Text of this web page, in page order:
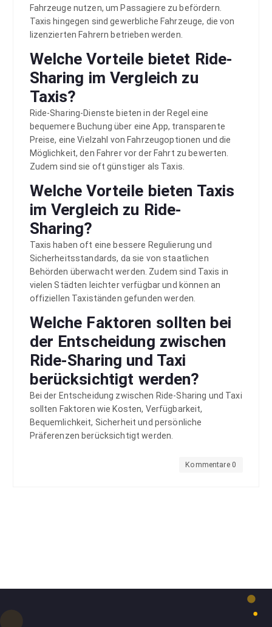
Fahrzeuge nutzen, um Passagiere zu befördern.
Taxis hingegen sind gewerbliche Fahrzeuge, die von
lizenzierten Fahrern betrieben werden.
Welche Vorteile bietet Ride-
Sharing im Vergleich zu
Taxis?
Ride-Sharing-Dienste bieten in der Regel eine
bequemere Buchung über eine App, transparente
Preise, eine Vielzahl von Fahrzeugoptionen und die
Möglichkeit, den Fahrer vor der Fahrt zu bewerten.
Zudem sind sie oft günstiger als Taxis.
Welche Vorteile bieten Taxis
im Vergleich zu Ride-
Sharing?
Taxis haben oft eine bessere Regulierung und
Sicherheitsstandards, da sie von staatlichen
Behörden überwacht werden. Zudem sind Taxis in
vielen Städten leichter verfügbar und können an
offiziellen Taxiständen gefunden werden.
Welche Faktoren sollten bei
der Entscheidung zwischen
Ride-Sharing und Taxi
berücksichtigt werden?
Bei der Entscheidung zwischen Ride-Sharing und Taxi
sollten Faktoren wie Kosten, Verfügbarkeit,
Bequemlichkeit, Sicherheit und persönliche
Präferenzen berücksichtigt werden.
Kommentare 0